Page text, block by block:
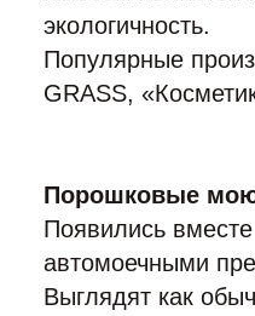
экологичность.
Популярные
GRASS,
Порошковые
Появились
автомоечными
Выглядят как